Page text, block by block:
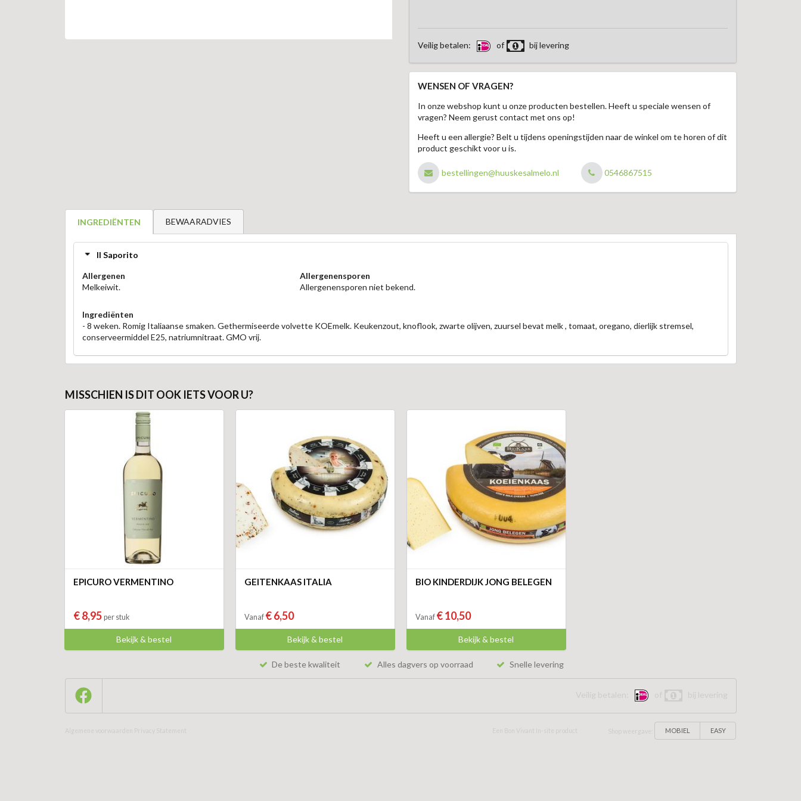
Veilig betalen: of bij levering
WENSEN OF VRAGEN?
In onze webshop kunt u onze producten bestellen. Heeft u speciale wensen of
vragen? Neem gerust contact met ons op!
Heeft u een allergie? Belt u tijdens openingstijden naar de winkel om te horen of dit
product geschikt voor u is.
bestellingen@huuskesalmelo.nl 0546867515
INGREDIËNTEN BEWAARADVIES
Il Saporito
Allergenen
Melkeiwit.
Allergenensporen
Allergenensporen niet bekend.
Ingrediënten
- 8 weken. Romig Italiaanse smaken. Gethermiseerde volvette KOEmelk. Keukenzout, knoflook, zwarte olijven, zuursel bevat melk , tomaat, oregano, dierlijk stremsel,
conserveermiddel E25, natriumnitraat. GMO vrij.
MISSCHIEN IS DIT OOK IETS VOOR U?
EPICURO VERMENTINO
€ 8,95 per stuk
Bekijk & bestel
GEITENKAAS ITALIA
Vanaf € 6,50
Bekijk & bestel
BIO KINDERDIJK JONG BELEGEN
Vanaf € 10,50
Bekijk & bestel
De beste kwaliteit Alles dagvers op voorraad Snelle levering
Veilig betalen: of bij levering
Algemene voorwaarden Privacy Statement Een Bon Vivant In-site product Shop weergave: MOBIEL EASY